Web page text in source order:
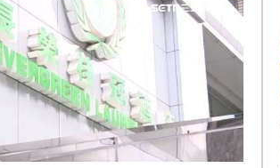
超回答「沒有。」